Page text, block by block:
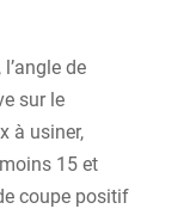
de
sur le
à usiner,
15 et
coupe positif